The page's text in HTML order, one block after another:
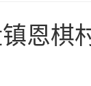
恩棋